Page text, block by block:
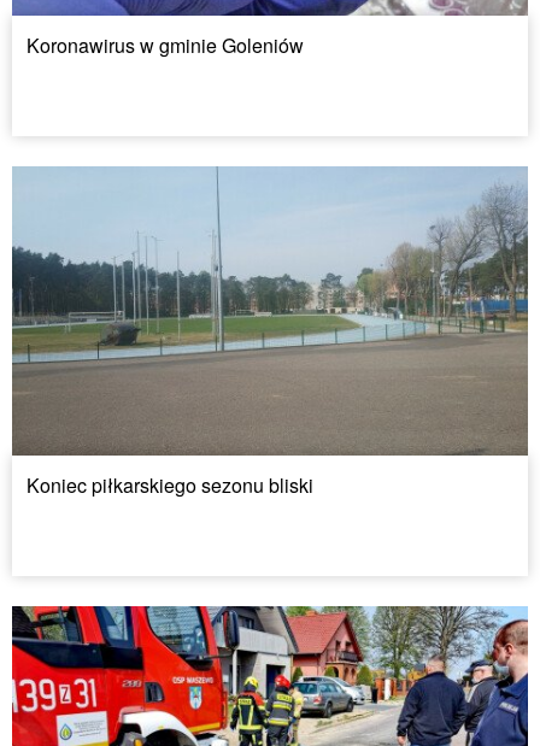
Koronawirus w gminie Goleniów
Koniec piłkarskiego sezonu bliski